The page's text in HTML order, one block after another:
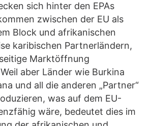
sich hinter den EPAs
zwischen der EU als
Block und afrikanischen
karibischen Partnerländern,
Marktöffnung
aber Länder wie Burkina
und all die anderen „Partner“
was auf dem EU-
wäre, bedeutet dies im